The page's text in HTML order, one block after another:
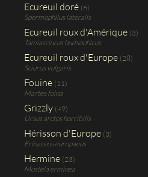
Ecureuil doré (6)
Spermophilus lateralis
Ecureuil roux d'Amérique (3)
Tamiasciurus hudsonhicus
Ecureuil roux d'Europe (28)
Sciurus vulgaris
Fouine (11)
Martes foina
Grizzly (49)
Ursus arctos horribilis
Hérisson d'Europe (3)
Erinaceus europaeus
Hermine (23)
Mustela erminea